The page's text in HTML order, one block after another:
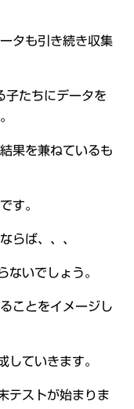
タも引き続き収集
たちにデータを
果を兼ねているも
す。
らば、、、
ないでしょう。
ことをイメージし
していきます。
テストが始まりま